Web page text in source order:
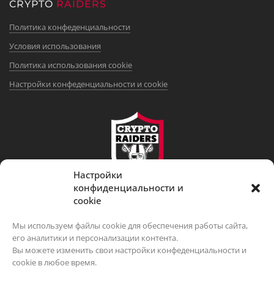
Настройки
конфиденциальности и
cookie
Мы используем файлы cookie для обеспечения работы сайта,
его аналитики и персонализации контента.
Вы можете изменить свои настройки конфеденциальности и
cookie в любое время.
CRYPTO RAIDERS
Политика конфеденциальности
Условия использования
Политика использования cookie
Настройки конфеденциальности и cookie
DISCLAIMER
и аналитические материалы, выражает субъективное мнение
авторов и не является финансовой, инвестиционной или
юридической рекомендацией. Криптовалютные операции
сопряжены с высокими рисками. Перед принятием решений